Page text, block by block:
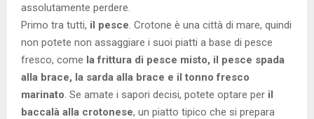
assolutamente perdere.
Primo tra tutti, il pesce . Crotone è una città di mare, quindi
non potete non assaggiare i suoi piatti a base di pesce
fresco, come la frittura di pesce misto, il pesce spada
alla brace, la sarda alla brace e il tonno fresco
marinato . Se amate i sapori decisi, potete optare per il
baccalà alla crotonese, un piatto tipico che si prepara